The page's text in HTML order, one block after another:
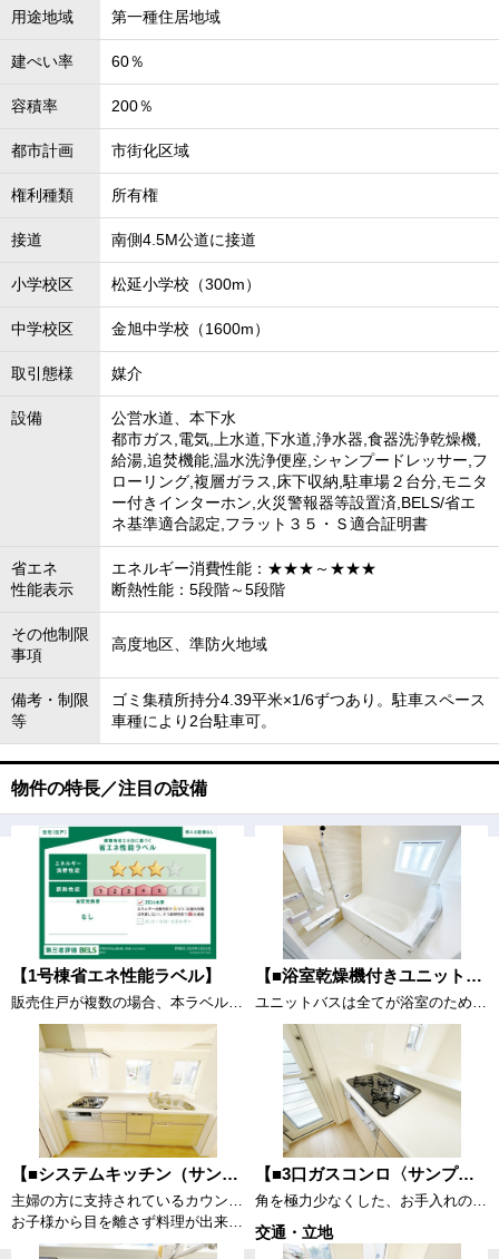
用途地域 第一種住居地域
建ぺい率 60％
容積率 200％
都市計画 市街化区域
権利種類 所有権
接道 南側4.5M公道に接道
小学校区 松延小学校（300m）
中学校区 金旭中学校（1600m）
取引態様 媒介
設備
公営水道、本下水
都市ガス,電気,上水道,下水道,浄水器,食器洗浄乾燥機,
給湯,追焚機能,温水洗浄便座,シャンプードレッサー,フ
ローリング,複層ガラス,床下収納,駐車場２台分,モニタ
ー付きインターホン,火災警報器等設置済,BELS/省エ
ネ基準適合認定,フラット３５・Ｓ適合証明書
省エネ
性能表示
エネルギー消費性能：★★★～★★★
断熱性能：5段階～5段階
その他制限
事項
高度地区、準防火地域
備考・制限
等
ゴミ集積所持分4.39平米×1/6ずつあり。駐車スペース
車種により2台駐車可。
物件の特長／注目の設備
【1号棟省エネ性能ラベル】
販売住戸が複数の場合、本ラベルは特定の住戸の性能を示すものであり、全ての住戸の性能を示すものではありません。
【■浴室乾燥機付きユニットバス（追炊き付き）〈サンプル写真〉】
ユニットバスは全てが浴室のために設計されているため、掃除のしやすさやカビの生えにくさ汚れにくさに特化しています。 素材は汚れが付きにくいものが使用され、お手入れが最小限に抑えられる浴室となっております。
【■システムキッチン（サンプル画像）】
主婦の方に支持されているカウンターキッチンです。
お子様から目を離さず料理が出来ます
【■3口ガスコンロ〈サンプル写真〉】
角を極力少なくした、お手入れのしやすい「すっきりクリーンごとく」。3口全てに温度センサーが付き、高温炒め機能付き。片面焼きグリルも搭載しています。消し忘れ消火機能付き、安全で機能的なガスコンロです。
交通・立地